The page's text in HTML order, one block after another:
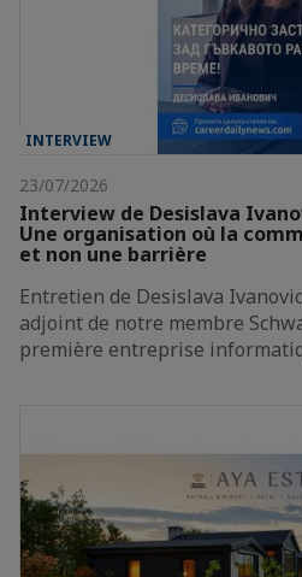
INTERVIEW
23/07/2026
Interview de Desislava
Une organisation où la
et non une barrière
Entretien de Desislava
adjoint de notre membre
première entreprise